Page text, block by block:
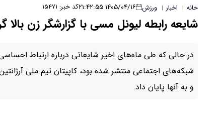
خانه | اخبار | ورزش ۱۴۰۵/۰۴/۱۶ ۲۱:۴۲:۵۵ کد خبر: ۱۵۴۷۱
شایعه رابطه لیونل مسی با گزارشگر زن
در حالی که طی ماه‌های اخیر شایعاتی درباره ارتباط
شبکه‌های اجتماعی منتشر شده بود، کاپیتان تیم ملی
و به آنها پایان داد.